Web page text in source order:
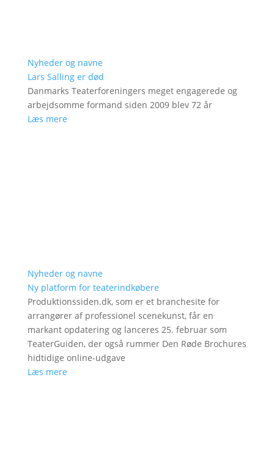
Nyheder og navne
Lars Salling er død
Danmarks Teaterforeningers meget engagerede og
arbejdsomme formand siden 2009 blev 72 år
Læs mere
Nyheder og navne
Ny platform for teaterindkøbere
Produktionssiden.dk, som er et branchesite for
arrangører af professionel scenekunst, får en
markant opdatering og lanceres 25. februar som
TeaterGuiden, der også rummer Den Røde Brochures
hidtidige online-udgave
Læs mere